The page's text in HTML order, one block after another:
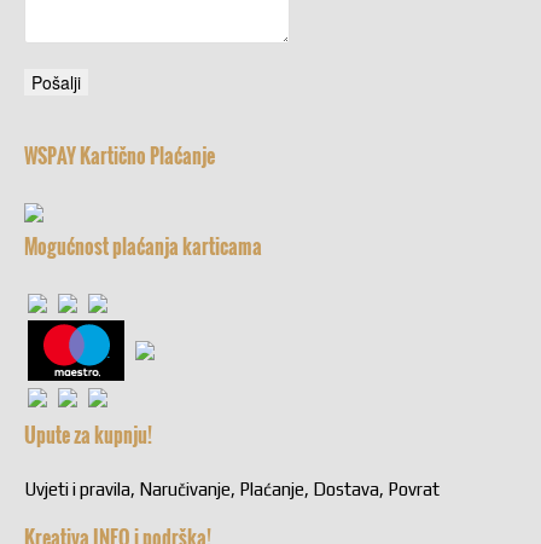
WSPAY Kartično Plaćanje
Mogućnost plaćanja karticama
Upute za kupnju!
Uvjeti i pravila, Naručivanje, Plaćanje, Dostava, Povrat
Kreativa INFO i podrška!